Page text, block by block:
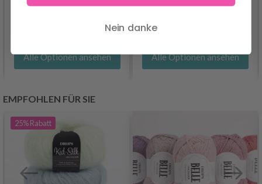
Alle Optionen ansehen Alle Optionen ansehen
EMPFOHLEN FÜR SIE
25%Rabatt
Nein danke